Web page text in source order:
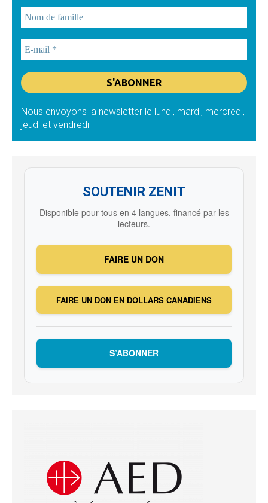
Nous envoyons la newsletter le lundi, mardi, mercredi,
jeudi et vendredi
SOUTENIR ZENIT
Disponible pour tous en 4 langues, financé par les
lecteurs.
FAIRE UN DON
FAIRE UN DON EN DOLLARS CANADIENS
S’ABONNER